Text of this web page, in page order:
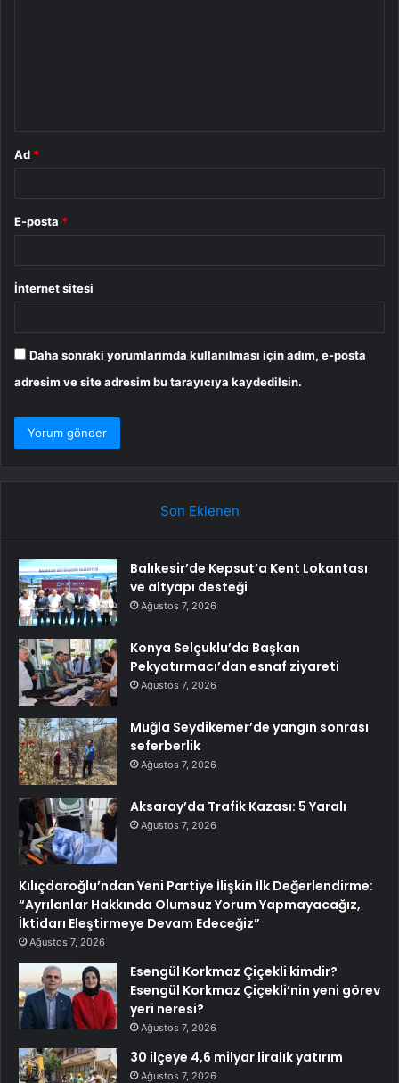
Ad *
E-posta *
İnternet sitesi
Daha sonraki yorumlarımda kullanılması için adım, e-posta
adresim ve site adresim bu tarayıcıya kaydedilsin.
Son Eklenen
Balıkesir’de Kepsut’a Kent Lokantası
ve altyapı desteği
Ağustos 7, 2026
Konya Selçuklu’da Başkan
Pekyatırmacı’dan esnaf ziyareti
Ağustos 7, 2026
Muğla Seydikemer’de yangın sonrası
seferberlik
Ağustos 7, 2026
Aksaray’da Trafik Kazası: 5 Yaralı
Ağustos 7, 2026
Kılıçdaroğlu’ndan Yeni Partiye İlişkin İlk Değerlendirme:
“Ayrılanlar Hakkında Olumsuz Yorum Yapmayacağız,
İktidarı Eleştirmeye Devam Edeceğiz”
Ağustos 7, 2026
Esengül Korkmaz Çiçekli kimdir?
Esengül Korkmaz Çiçekli’nin yeni görev
yeri neresi?
Ağustos 7, 2026
30 ilçeye 4,6 milyar liralık yatırım
Ağustos 7, 2026